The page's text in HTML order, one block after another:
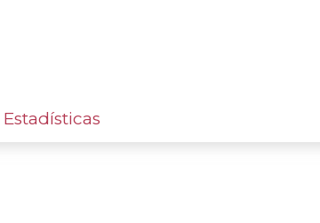
Estadísticas